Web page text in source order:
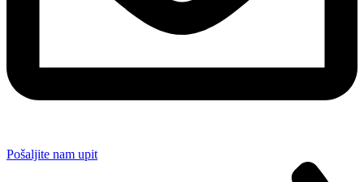
Pošaljite nam upit